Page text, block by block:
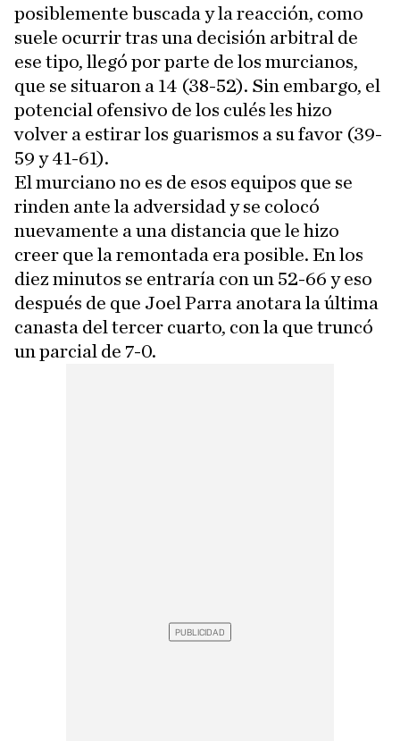
posiblemente buscada y la reacción, como
suele ocurrir tras una decisión arbitral de
ese tipo, llegó por parte de los murcianos,
que se situaron a 14 (38-52). Sin embargo, el
potencial ofensivo de los culés les hizo
volver a estirar los guarismos a su favor (39-
59 y 41-61).
El murciano no es de esos equipos que se
rinden ante la adversidad y se colocó
nuevamente a una distancia que le hizo
creer que la remontada era posible. En los
diez minutos se entraría con un 52-66 y eso
después de que Joel Parra anotara la última
canasta del tercer cuarto, con la que truncó
un parcial de 7-0.